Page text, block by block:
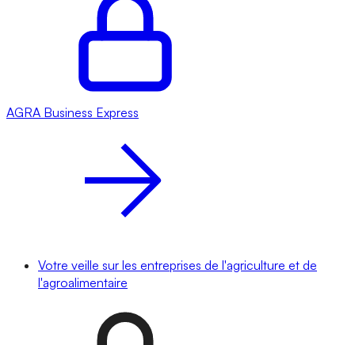
AGRA Business Express
Votre veille sur les entreprises de l'agriculture et de
l'agroalimentaire